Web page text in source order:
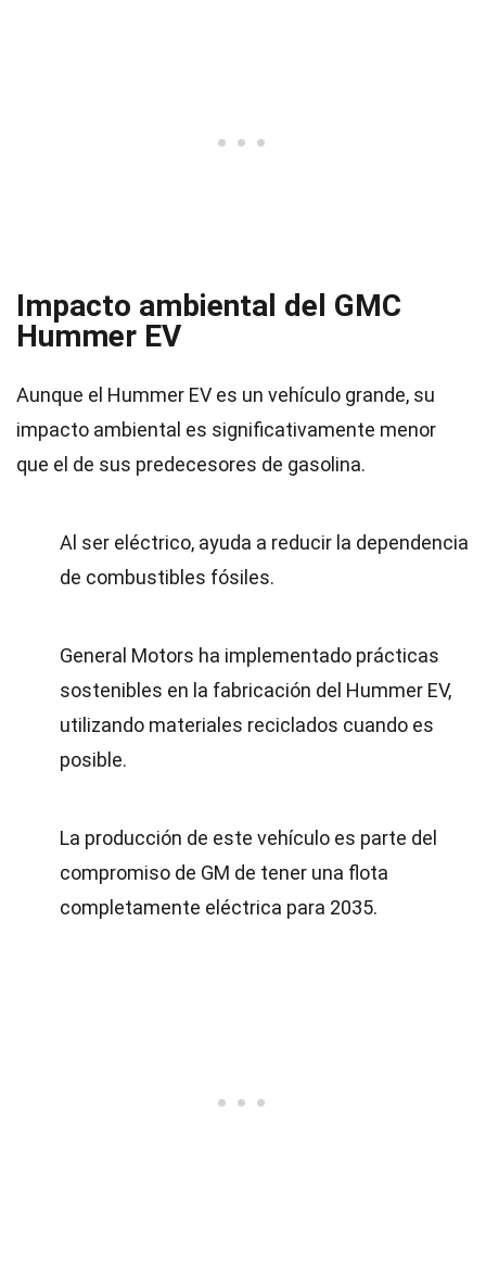
Impacto ambiental del GMC
Hummer EV
Aunque el Hummer EV es un vehículo grande, su
impacto ambiental es significativamente menor
que el de sus predecesores de gasolina.
Al ser eléctrico, ayuda a reducir la dependencia
de combustibles fósiles.
General Motors ha implementado prácticas
sostenibles en la fabricación del Hummer EV,
utilizando materiales reciclados cuando es
posible.
La producción de este vehículo es parte del
compromiso de GM de tener una flota
completamente eléctrica para 2035.